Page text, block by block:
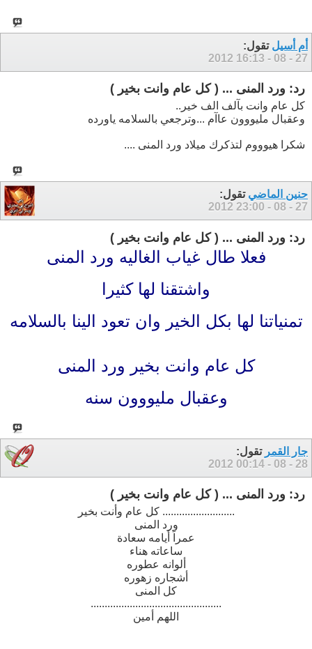
أم أسيل تقول:
27 - 08 - 2012
16:13
رد: ورد المنى ... ( كل عام وانت بخير )
كل عام وانت بآلف الف خير..
وعقبال مليووون عاآم ...وترجعي بالسلامه ياورده
شكرا هيوووم لتذكرك ميلاد ورد المنى ....
حنين الماضي تقول:
27 - 08 - 2012
23:00
رد: ورد المنى ... ( كل عام وانت بخير )
فعلا طال غياب الغاليه ورد المنى
واشتقنا لها كثيرا
تمنياتنا لها بكل الخير وان تعود الينا بالسلامه
كل عام وانت بخير ورد المنى
وعقبال مليووون سنه
جار القمر تقول:
28 - 08 - 2012
00:14
رد: ورد المنى ... ( كل عام وانت بخير )
.......................... كل عام وأنت بخير
ورد المنى
عمراً أيامه سعادة
ساعاته هناء
ألوانه عطوره
أشجاره زهوره
كل المنى
...............................................
اللهم أمين